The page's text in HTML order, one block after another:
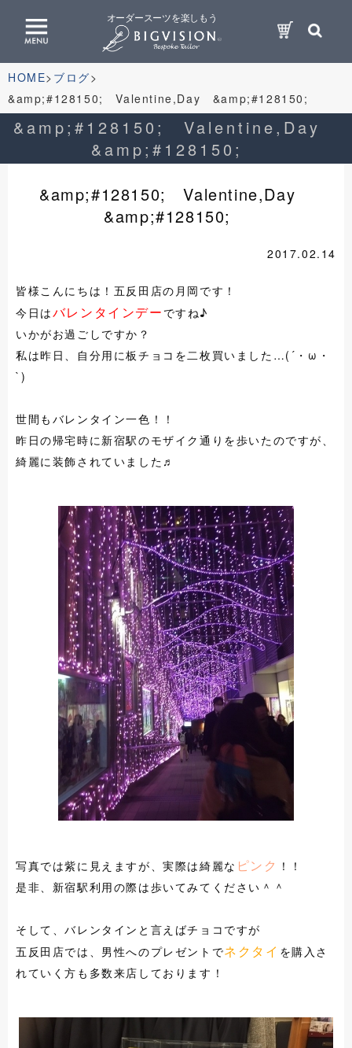
オーダースーツを楽しもう
HOME ブログ
&amp;#128150; Valentine,Day &amp;#128150;
&amp;#128150; Valentine,Day
&amp;#128150;
&amp;#128150; Valentine,Day
&amp;#128150;
2017.02.14
皆様こんにちは！五反田店の月岡です！
今日はバレンタインデー ですね♪
いかがお過ごしですか？
私は昨日、自分用に板チョコを二枚買いました…(´・ω・
`)
世間もバレンタイン一色！！
昨日の帰宅時に新宿駅のモザイク通りを歩いたのですが、
綺麗に装飾されていました♬
写真では紫に見えますが、実際は綺麗な ピンク ！！
是非、新宿駅利用の際は歩いてみてください＾＾
そして、バレンタインと言えばチョコですが
五反田店では、男性へのプレゼントでネクタイ を購入さ
れていく方も多数来店しております！